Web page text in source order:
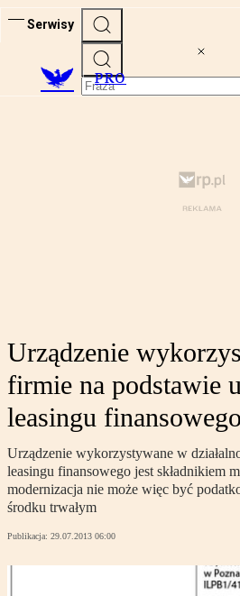
Serwisy
PRO
Urządzenie
firmie na podstawie
leasingu finansowego
Urządzenie wykorzystywane w
leasingu finansowego jest składnikiem
modernizacja nie może więc być
środku trwałym
Publikacja: 29.07.2013 06:00